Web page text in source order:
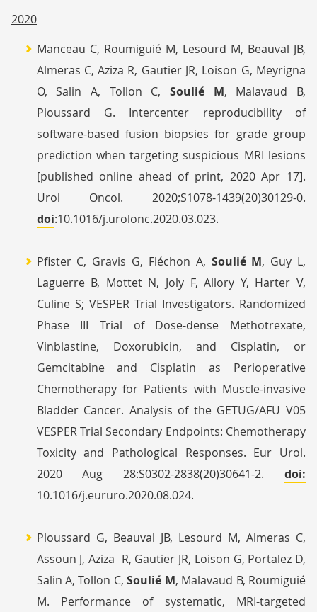
2020
Manceau C, Roumiguié M, Lesourd M, Beauval JB,
Almeras C, Aziza R, Gautier JR, Loison G, Meyrigna
O, Salin A, Tollon C, Soulié M, Malavaud B,
Ploussard G. Intercenter reproducibility of
software-based fusion biopsies for grade group
prediction when targeting suspicious MRI lesions
[published online ahead of print, 2020 Apr 17].
Urol Oncol. 2020;S1078-1439(20)30129-0.
doi:10.1016/j.urolonc.2020.03.023.
Pfister C, Gravis G, Fléchon A, Soulié M, Guy L,
Laguerre B, Mottet N, Joly F, Allory Y, Harter V,
Culine S; VESPER Trial Investigators. Randomized
Phase III Trial of Dose-dense Methotrexate,
Vinblastine, Doxorubicin, and Cisplatin, or
Gemcitabine and Cisplatin as Perioperative
Chemotherapy for Patients with Muscle-invasive
Bladder Cancer. Analysis of the GETUG/AFU V05
VESPER Trial Secondary Endpoints: Chemotherapy
Toxicity and Pathological Responses. Eur Urol.
2020 Aug 28:S0302-2838(20)30641-2. doi:
10.1016/j.eururo.2020.08.024.
Ploussard G, Beauval JB, Lesourd M, Almeras C,
Assoun J, Aziza R, Gautier JR, Loison G, Portalez D,
Salin A, Tollon C,Soulié M, Malavaud B, Roumiguié
M. Performance of systematic, MRI-targeted